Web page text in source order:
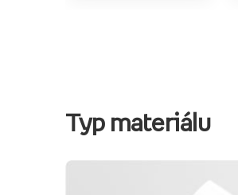
Typ materiálu